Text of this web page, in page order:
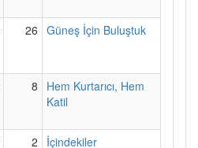
26 Güneş İçin Buluştuk
8
Hem Kurtarıcı, Hem
Katil
2 İçindekiler